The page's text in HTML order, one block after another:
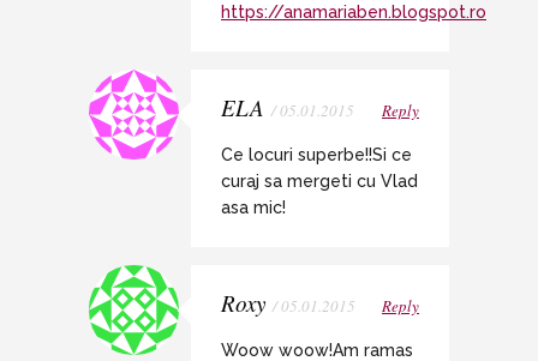
https://anamariaben.blogspot.ro
ELA / 05.01.2015 Reply
Ce locuri superbe!!Si ce
curaj sa mergeti cu Vlad
asa mic!
Roxy / 05.01.2015 Reply
Woow woow!Am ramas